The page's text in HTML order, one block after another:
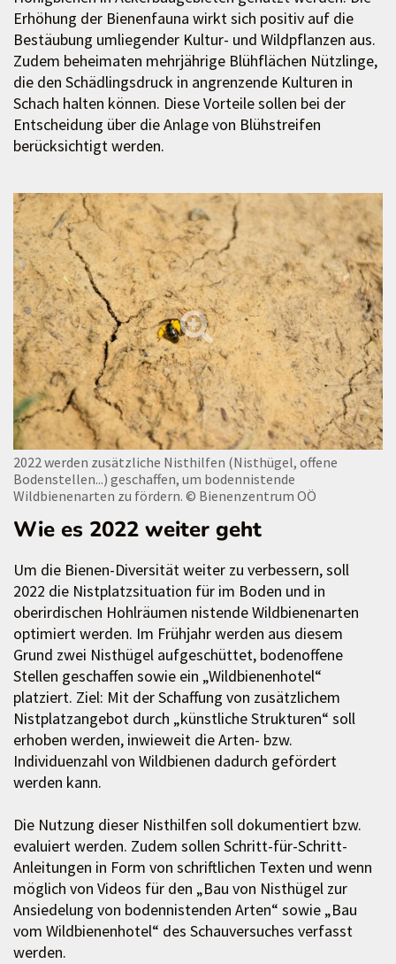
Erhöhung der Bienenfauna wirkt sich positiv auf die
Bestäubung umliegender Kultur- und Wildpflanzen aus.
Zudem beheimaten mehrjährige Blühflächen Nützlinge,
die den Schädlingsdruck in angrenzende Kulturen in
Schach halten können. Diese Vorteile sollen bei der
Entscheidung über die Anlage von Blühstreifen
berücksichtigt werden.
2022 werden zusätzliche Nisthilfen (Nisthügel, offene
Bodenstellen...) geschaffen, um bodennistende
Wildbienenarten zu fördern. © Bienenzentrum OÖ
Wie es 2022 weiter geht
Um die Bienen-Diversität weiter zu verbessern, soll
2022 die Nistplatzsituation für im Boden und in
oberirdischen Hohlräumen nistende Wildbienenarten
optimiert werden. Im Frühjahr werden aus diesem
Grund zwei Nisthügel aufgeschüttet, bodenoffene
Stellen geschaffen sowie ein „Wildbienenhotel“
platziert. Ziel: Mit der Schaffung von zusätzlichem
Nistplatzangebot durch „künstliche Strukturen“ soll
erhoben werden, inwieweit die Arten- bzw.
Individuenzahl von Wildbienen dadurch gefördert
werden kann.
Die Nutzung dieser Nisthilfen soll dokumentiert bzw.
evaluiert werden. Zudem sollen Schritt-für-Schritt-
Anleitungen in Form von schriftlichen Texten und wenn
möglich von Videos für den „Bau von Nisthügel zur
Ansiedelung von bodennistenden Arten“ sowie „Bau
vom Wildbienenhotel“ des Schauversuches verfasst
werden.